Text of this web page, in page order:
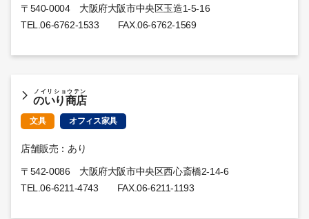
〒540-0004 大阪府大阪市中央区玉造1-5-16
TEL.06-6762-1533 FAX.06-6762-1569
のいり商店
ノイリショウテン
文具 オフィス家具
店舗販売：あり
〒542-0086 大阪府大阪市中央区西心斎橋2-14-6
TEL.06-6211-4743 FAX.06-6211-1193